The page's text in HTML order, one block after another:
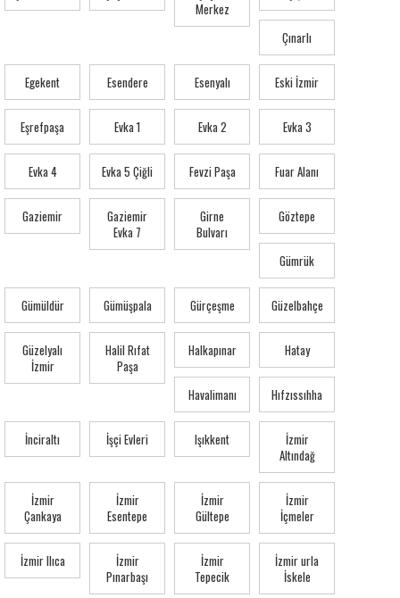
Merkez
Çınarlı
Egekent Esendere Esenyalı Eski İzmir
Eşrefpaşa Evka 1 Evka 2 Evka 3
Evka 4 Evka 5 Çiğli Fevzi Paşa Fuar Alanı
Gaziemir
Gaziemir
Evka 7
Girne
Bulvarı
Göztepe
Gümrük
Gümüldür Gümüşpala Gürçeşme Güzelbahçe
Güzelyalı
İzmir
Halil Rıfat
Paşa
Halkapınar Hatay
Havalimanı Hıfzıssıhha
İnciraltı İşçi Evleri Işıkkent
İzmir
Altındağ
İzmir
Çankaya
İzmir
Esentepe
İzmir
Gültepe
İzmir
İçmeler
İzmir Ilıca
İzmir
Pınarbaşı
İzmir
Tepecik
İzmir urla
İskele